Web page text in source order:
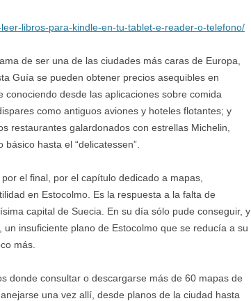
libros-para-kindle-en-tu-tablet-e-reader-o-telefono/
de ser una de las ciudades más caras de Europa,
Guía se pueden obtener precios asequibles en
desde las aplicaciones sobre comida
como antiguos aviones y hoteles flotantes; y
restaurantes galardonados con estrellas Michelin,
hasta el “delicatessen”.
el final, por el capítulo dedicado a mapas,
en Estocolmo. Es la respuesta a la falta de
capital de Suecia. En su día sólo pude conseguir, y
insuficiente plano de Estocolmo que se reducía a su
más.
donde consultar o descargarse más de 60 mapas de
una vez allí, desde planos de la ciudad hasta